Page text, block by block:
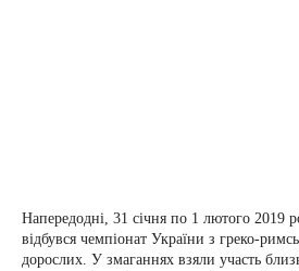
Напередодні, 31 січня по 1 лютого 2019
відбувся чемпіонат України з греко-
дорослих. У змаганнях взяли участь